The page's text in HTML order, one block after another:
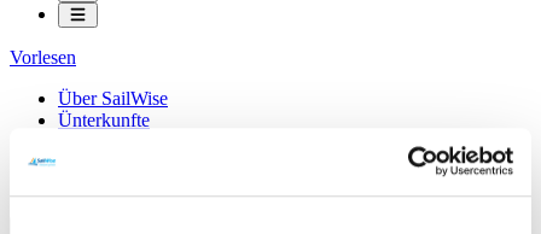
Vorlesen
Über SailWise
Ünterkunfte